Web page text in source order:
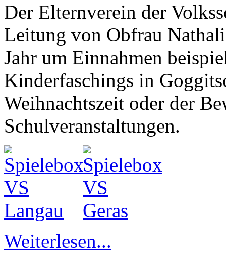
Der Elternverein der
Leitung von Obfrau
Jahr um Einnahmen
Kinderfaschings in
Weihnachtszeit oder der
Schulveranstaltungen.
Weiterlesen...